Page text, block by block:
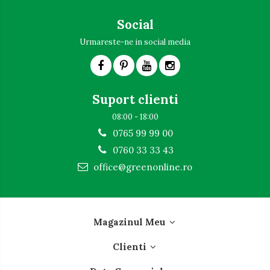
Social
Urmareste-ne in social media
Suport clienti
08:00 - 18:00
0765 99 99 00
0760 33 33 43
office@greenonline.ro
Magazinul Meu
Clienti